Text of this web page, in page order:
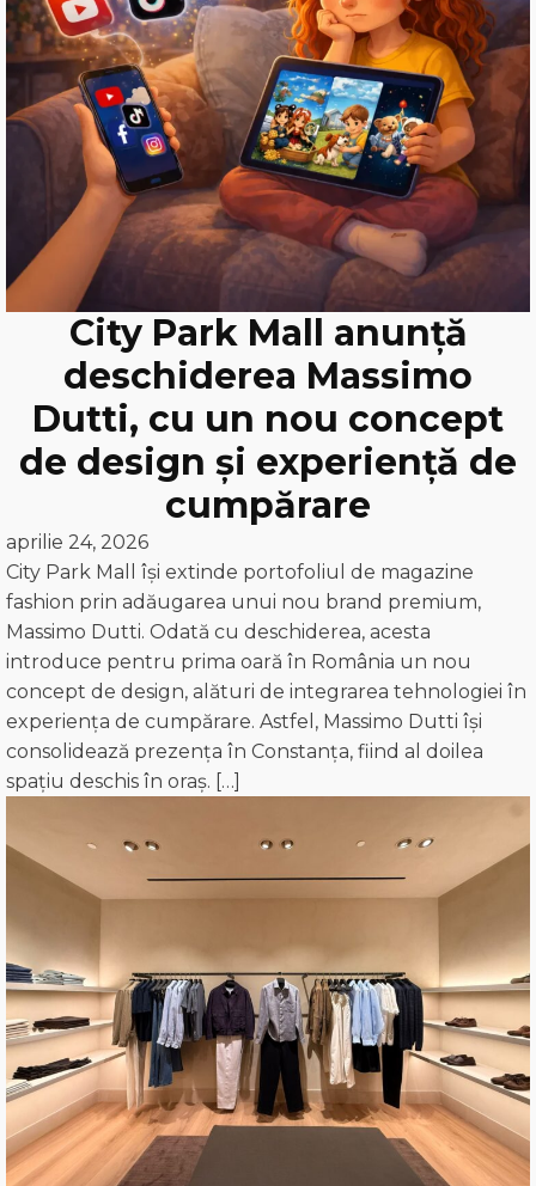
City Park Mall anunță
deschiderea Massimo
Dutti, cu un nou concept
de design și experiență de
cumpărare
aprilie 24, 2026
City Park Mall își extinde portofoliul de magazine
fashion prin adăugarea unui nou brand premium,
Massimo Dutti. Odată cu deschiderea, acesta
introduce pentru prima oară în România un nou
concept de design, alături de integrarea tehnologiei în
experiența de cumpărare. Astfel, Massimo Dutti își
consolidează prezența în Constanța, fiind al doilea
spațiu deschis în oraș. […]